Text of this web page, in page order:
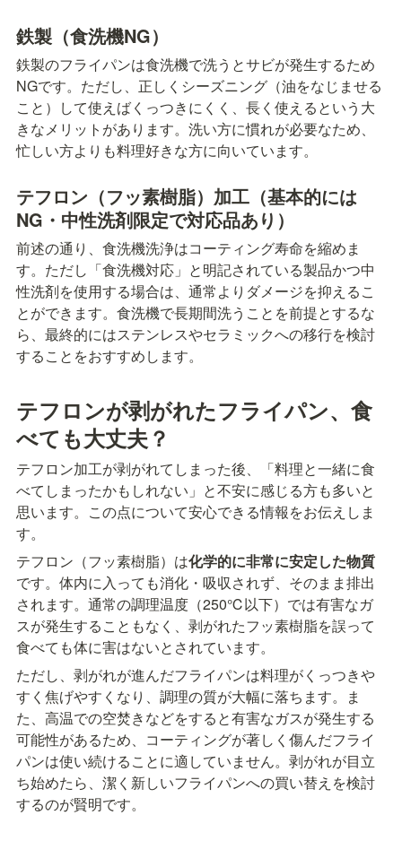
鉄製（食洗機NG）
鉄製のフライパンは食洗機で洗うとサビが発生するため
NGです。ただし、正しくシーズニング（油をなじませる
こと）して使えばくっつきにくく、長く使えるという大
きなメリットがあります。洗い方に慣れが必要なため、
忙しい方よりも料理好きな方に向いています。
テフロン（フッ素樹脂）加工（基本的には
NG・中性洗剤限定で対応品あり）
前述の通り、食洗機洗浄はコーティング寿命を縮めま
す。ただし「食洗機対応」と明記されている製品かつ中
性洗剤を使用する場合は、通常よりダメージを抑えるこ
とができます。食洗機で長期間洗うことを前提とするな
ら、最終的にはステンレスやセラミックへの移行を検討
することをおすすめします。
テフロンが剥がれたフライパン、食
べても大丈夫？
テフロン加工が剥がれてしまった後、「料理と一緒に食
べてしまったかもしれない」と不安に感じる方も多いと
思います。この点について安心できる情報をお伝えしま
す。
テフロン（フッ素樹脂）は化学的に非常に安定した物質
です。体内に入っても消化・吸収されず、そのまま排出
されます。通常の調理温度（250℃以下）では有害なガ
スが発生することもなく、剥がれたフッ素樹脂を誤って
食べても体に害はないとされています。
ただし、剥がれが進んだフライパンは料理がくっつきや
すく焦げやすくなり、調理の質が大幅に落ちます。ま
た、高温での空焚きなどをすると有害なガスが発生する
可能性があるため、コーティングが著しく傷んだフライ
パンは使い続けることに適していません。剥がれが目立
ち始めたら、潔く新しいフライパンへの買い替えを検討
するのが賢明です。